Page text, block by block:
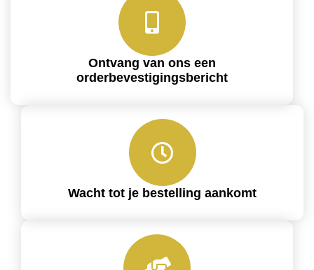
Ontvang van ons een
orderbevestigingsbericht
Wacht tot je bestelling aankomt